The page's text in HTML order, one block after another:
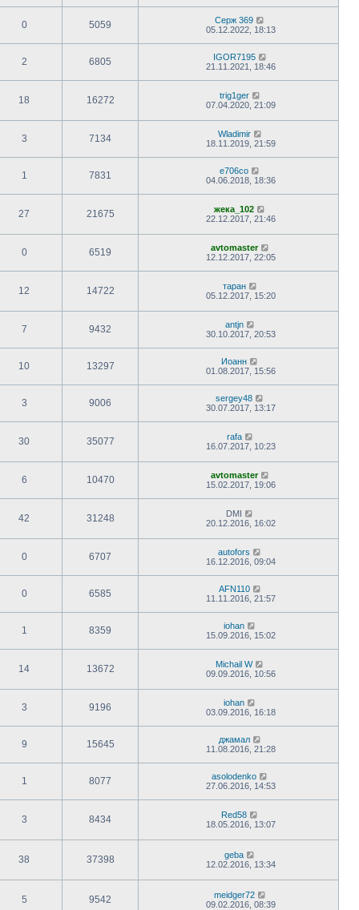
0 5059
Серж 369
05.12.2022, 18:13
2 6805
IGOR7195
21.11.2021, 18:46
18 16272
trig1ger
07.04.2020, 21:09
3 7134
Wladimir
18.11.2019, 21:59
1 7831
e706co
04.06.2018, 18:36
27 21675
жека_102
22.12.2017, 21:46
0 6519
avtomaster
12.12.2017, 22:05
12 14722
таран
05.12.2017, 15:20
7 9432
antjn
30.10.2017, 20:53
10 13297
Иоанн
01.08.2017, 15:56
3 9006
sergey48
30.07.2017, 13:17
30 35077
rafa
16.07.2017, 10:23
6 10470
avtomaster
15.02.2017, 19:06
42 31248
DMI
20.12.2016, 16:02
0 6707
autofors
16.12.2016, 09:04
0 6585
AFN110
11.11.2016, 21:57
1 8359
iohan
15.09.2016, 15:02
14 13672
Michail W
09.09.2016, 10:56
3 9196
iohan
03.09.2016, 16:18
9 15645
джамал
11.08.2016, 21:28
1 8077
asolodenko
27.06.2016, 14:53
3 8434
Red58
18.05.2016, 13:07
38 37398
geba
12.02.2016, 13:34
5 9542
meidger72
09.02.2016, 08:39